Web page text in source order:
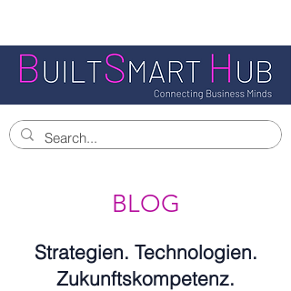
BLOG
Strategien. Technologien.
Zukunftskompetenz.